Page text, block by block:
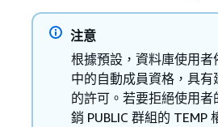
注意
根據預設，資料庫使用者
中的自動成員資格，具有
的許可。若要拒絕使用
銷 PUBLIC 群組的 TEMP